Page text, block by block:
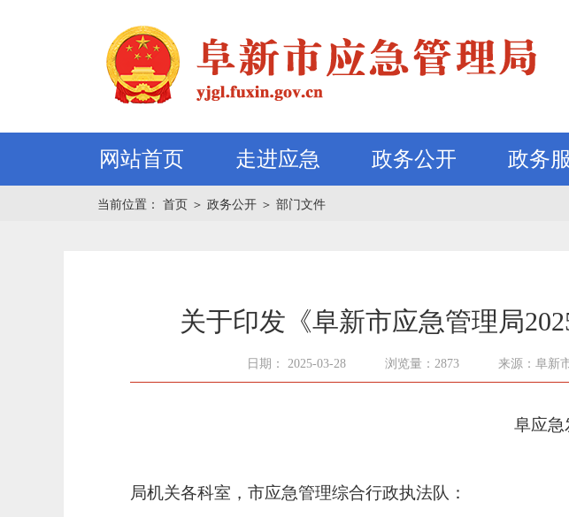
网站首页 走进应急 政务公开 政务
当前位置： 首页 ＞ 政务公开 ＞ 部门文件
关于印发《阜新市应急管理局
日期： 2025-03-28 浏览量：2873 来源：阜新
阜应急
局机关各科室，市应急管理综合行政执法队：